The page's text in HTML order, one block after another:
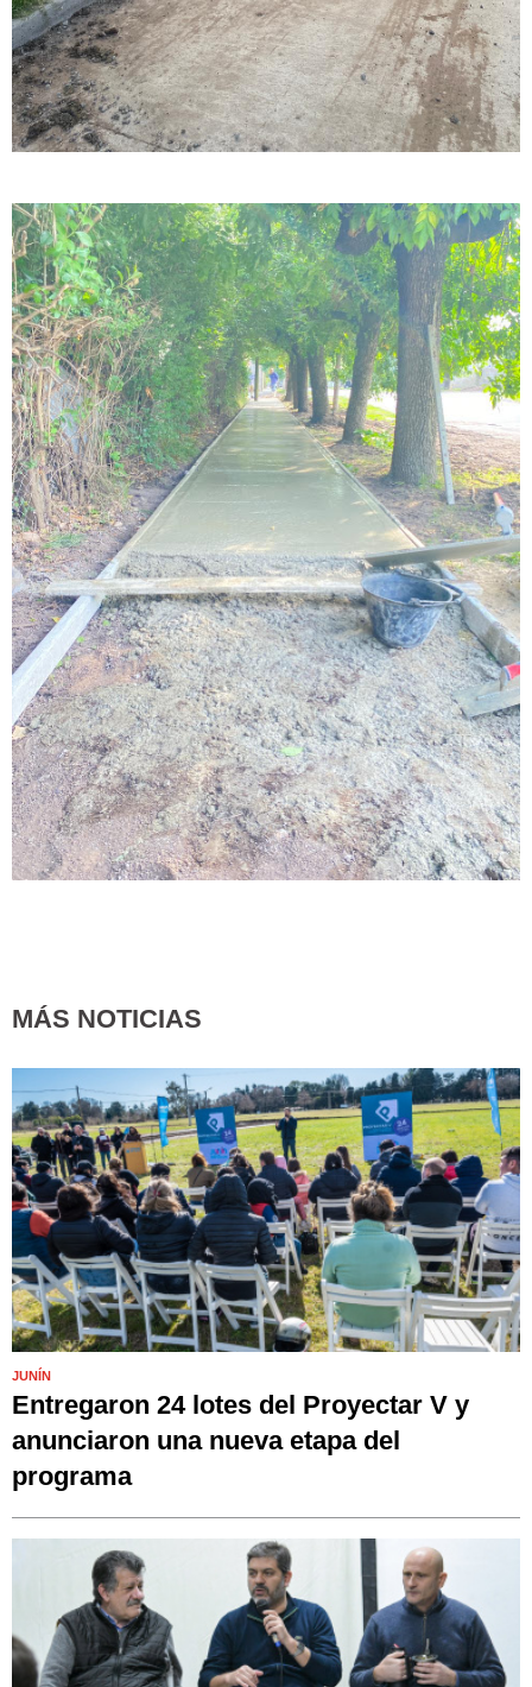
MÁS NOTICIAS
JUNÍN
Entregaron 24 lotes del Proyectar V y
anunciaron una nueva etapa del
programa